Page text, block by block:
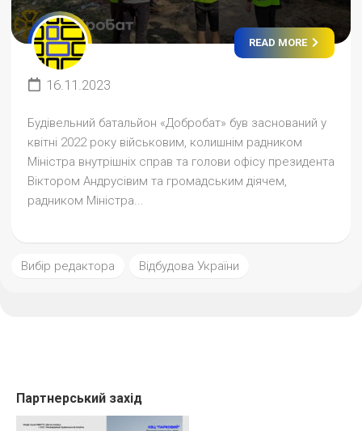
READ MORE
16.11.2023
Будівельний батальйон «Добробат» був заснований у
квітні 2022 року військовим, колишнім радником
Міністра внутрішніх справ та голови офісу президента
Віктором Андрусівим та громадським діячем,
радником Міністра...
Вибір редактора Відбудова України
Партнерський захід